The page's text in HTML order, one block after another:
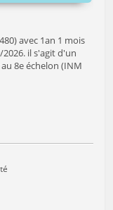
avec 1an 1 mois
il s'agit d'un
8e échelon (INM